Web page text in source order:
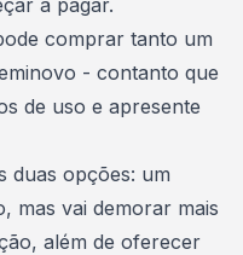
a pagar.
comprar tanto um
- contanto que
de uso e apresente
duas opções: um
mas vai demorar mais
além de oferecer